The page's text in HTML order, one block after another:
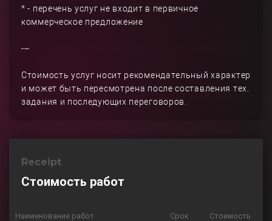
* - перечень услуг не входит в первичное
коммерческое предложение
---
Стоимость услуг носит рекомендательный характер
и может быть пересмотрена после составления тех.
задания и последующих переговоров.
Receipt
Стоимость работ
Наименование работ Срок Стоимость